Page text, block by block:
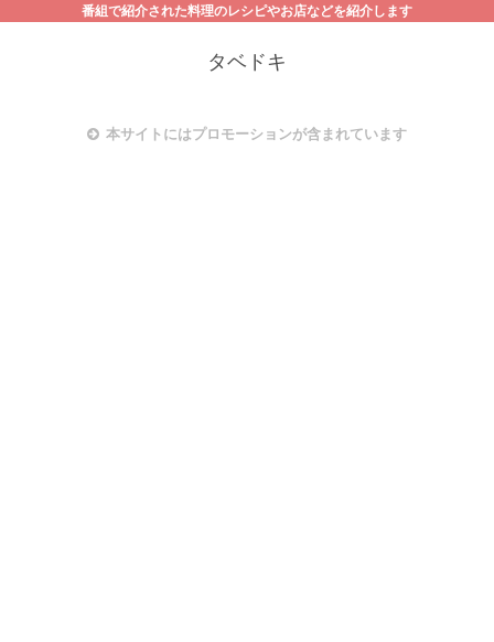
番組で紹介された料理のレシピやお店などを紹介します
タベドキ
本サイトにはプロモーションが含まれています